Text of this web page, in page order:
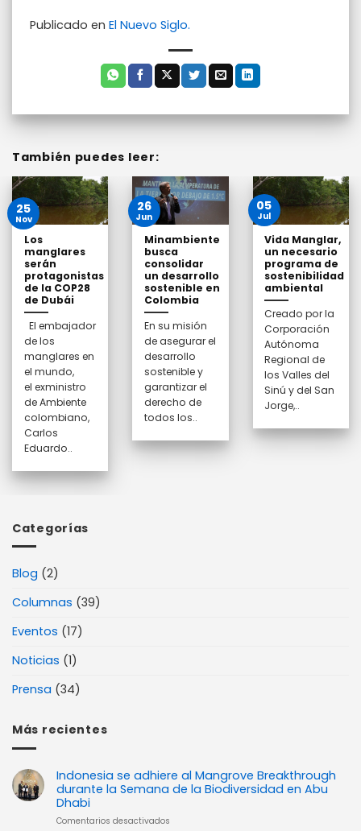
Categorías
Blog (2)
Columnas (39)
Eventos (17)
Noticias (1)
Prensa (34)
Más recientes
Indonesia se adhiere al Mangrove Breakthrough
durante la Semana de la Biodiversidad en Abu
Dhabi
Comentarios desactivados
Publicado en El Nuevo Siglo.
También puedes leer:
Los
manglares
serán
protagonistas
de la COP28
de Dubái
El embajador
de los
manglares en
el mundo,
el exministro
de Ambiente
colombiano,
Carlos
Eduardo..
25
Nov
Minambiente
busca
consolidar
un desarrollo
sostenible en
Colombia
En su misión
de asegurar el
desarrollo
sostenible y
garantizar el
derecho de
todos los..
26
Jun
Vida Manglar,
un necesario
programa de
sostenibilidad
ambiental
Creado por la
Corporación
Autónoma
Regional de
los Valles del
Sinú y del San
Jorge,..
05
Jul